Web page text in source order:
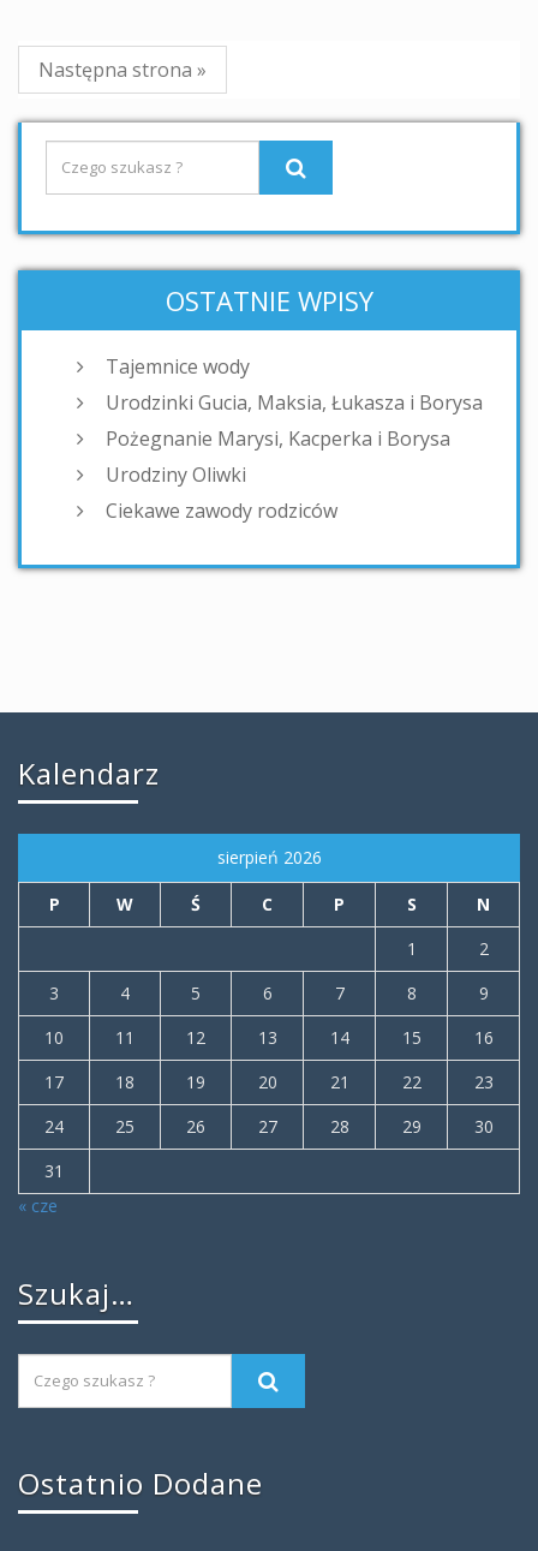
Następna strona »
OSTATNIE WPISY
Tajemnice wody
Urodzinki Gucia, Maksia, Łukasza i Borysa
Pożegnanie Marysi, Kacperka i Borysa
Urodziny Oliwki
Ciekawe zawody rodziców
Kalendarz
sierpień 2026
P W Ś C P S
N
1
2
3
4 5 6 7 8
9
10
11 12 13 14 15
16
17
18 19 20 21 22
23
24
25 26 27 28 29
30
31
« cze
Szukaj…
Ostatnio Dodane